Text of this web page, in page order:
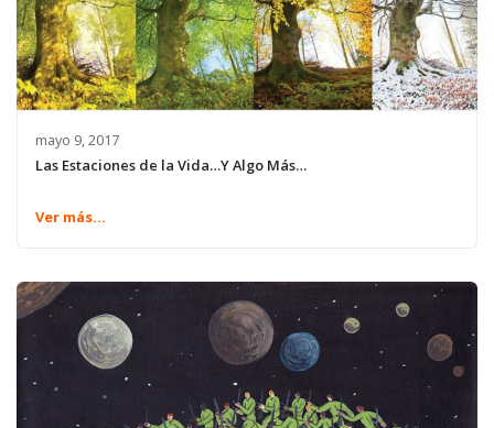
mayo 9, 2017
Las Estaciones de la Vida…Y Algo Más…
Ver más...